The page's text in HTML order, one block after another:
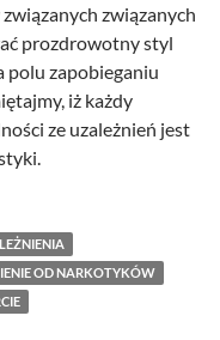
związanych
prozdrowotny styl
polu zapobieganiu
iż każdy
ze uzależnień jest
OD NARKOTYKÓW